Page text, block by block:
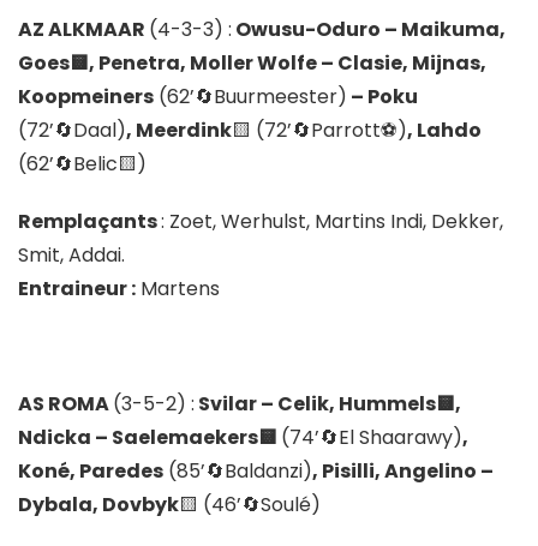
AZ ALKMAAR (4-3-3) : Owusu-Oduro – Maikuma,
Goes🟨, Penetra, Moller Wolfe – Clasie, Mijnas,
Koopmeiners (62’🔄️Buurmeester) – Poku
(72’🔄️Daal), Meerdink🟨 (72’🔄️Parrott⚽), Lahdo
(62’🔄️Belic🟨)
Remplaçants: Zoet, Werhulst, Martins Indi, Dekker,
Smit, Addai.
Entraineur : Martens
AS ROMA(3-5-2) : Svilar – Celik, Hummels🟨,
Ndicka – Saelemaekers🟨 (74’🔄️El Shaarawy),
Koné, Paredes (85’🔄️Baldanzi), Pisilli, Angelino –
Dybala, Dovbyk🟨 (46’🔄️Soulé)